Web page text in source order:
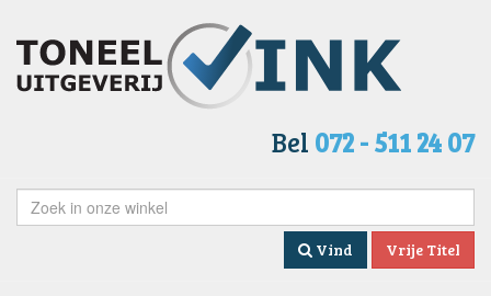
Bel 072 - 511 24 07
Vind Vrije Titel